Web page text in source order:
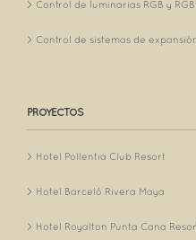
Control de luminarias RGB y
Control de sistemas de
PROYECTOS
Hotel Pollentia Club Resort
Hotel Barceló Rivera Maya
Hotel Royalton Punta Cana